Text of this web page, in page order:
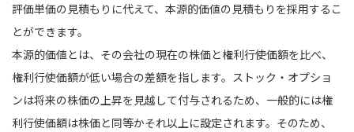
評価単価の見積もりに代えて、本源的価値の見積もりを採用するこ
とができます。
本源的価値とは、その会社の現在の株価と権利行使価額を比べ、
権利行使価額が低い場合の差額を指します。ストック・オプショ
ンは将来の株価の上昇を見越して付与されるため、一般的には権
利行使価額は株価と同等かそれ以上に設定されます。そのため、